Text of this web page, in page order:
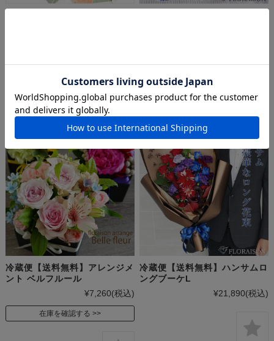
冷蔵便【送料無料】アレンジメ
ント ベルフルール
¥7,260(税込)
在庫を確認する
冷蔵便【送料無料】ハンサムロ
ングブーケL
¥21,890(税込)